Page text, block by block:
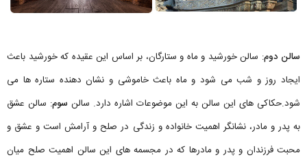
سالن دوم: سالن خورشید و ماه و ستارگان، بر اساس این عقیده که خورشید باعث
ایجاد روز و شب می شود و ماه باعث خاموشی و نشان دهنده ستاره ها می
شود.حکاکی های این سالن به این موضوعات اشاره دارد. سالن سوم: سالن عشق
به پدر و مادر، نشانگر اهمیت خانواده و زندگی در صلح و آرامش است و عشق و
محبت فرزندان و پدر و مادرها که در مجسمه های این سالن اهمیت صلح میان